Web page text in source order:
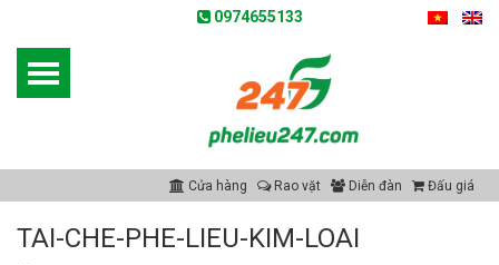
0974655133
Cửa hàng Rao vặt Diễn đàn Đấu giá
TAI-CHE-PHE-LIEU-KIM-LOAI